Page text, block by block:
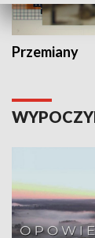
Przemiany